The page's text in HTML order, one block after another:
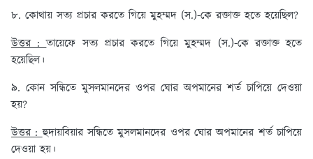
৮. কোথায় সত্য প্রচার করতে গিয়ে মুহম্মদ (স.)-কে রক্তাক্ত হতে হয়েছিল?
উত্তর :তায়েফে সত্য প্রচার করতে গিয়ে মুহম্মদ (স.)-কে রক্তাক্ত হতে
হয়েছিল।
৯. কোন সন্ধিতে মুসলমানদের ওপর ঘোর অপমানের শর্ত চাপিয়ে দেওয়া
হয়?
উত্তর :হুদায়বিয়ার সন্ধিতে মুসলমানদের ওপর ঘোর অপমানের শর্ত চাপিয়ে
দেওয়া হয়।